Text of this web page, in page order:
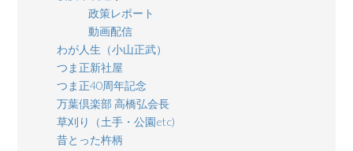
政策レポート
動画配信
わが人生（小山正武）
つま正新社屋
つま正40周年記念
万葉倶楽部 高橋弘会長
草刈り（土手・公園etc)
昔とった杵柄